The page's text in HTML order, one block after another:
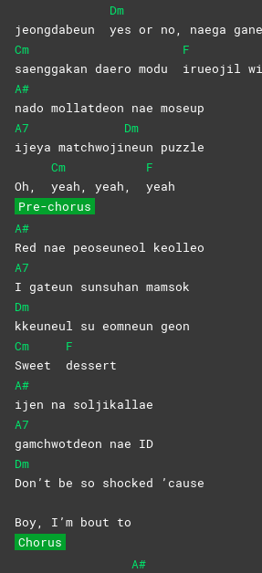
jeongdabeun
Dm
yes or no, naega
Cm
saenggakan daero modu
F
irueojil
A#
nado mollatdeon nae moseup
A7
ijeya matchwoji
Dm
neun puzzle
Oh,
Cm
yeah, yeah,
F
yeah
Pre-chorus
A#
Red nae peoseuneol keolleo
A7
I gateun sunsuhan mamsok
Dm
kkeuneul su eomneun geon
Cm
Sweet
F
dessert
A#
ijen na soljikallae
A7
gamchwotdeon nae ID
Dm
Don’t be so shocked ’cause
Boy, I’m bout to
Chorus
A#